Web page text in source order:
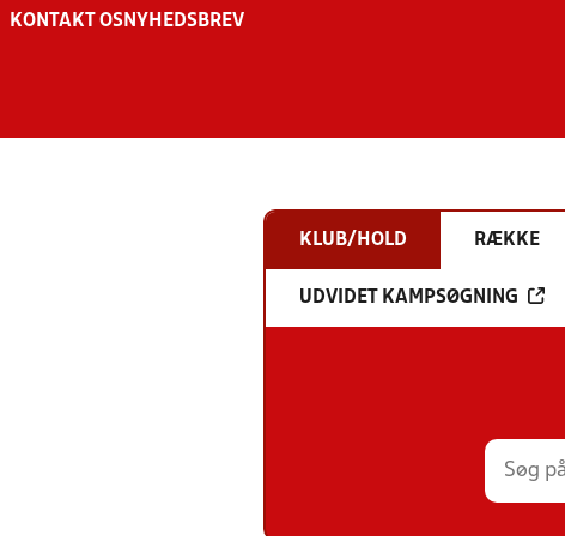
KONTAKT OS NYHEDSBREV
KLUB/HOLD RÆKKE
UDVIDET KAMPSØGNING